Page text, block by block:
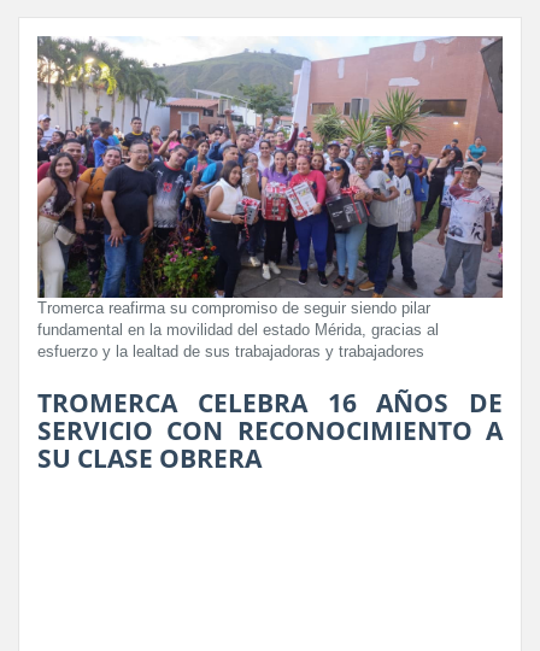
Tromerca reafirma su compromiso de seguir siendo pilar
fundamental en la movilidad del estado Mérida, gracias al
esfuerzo y la lealtad de sus trabajadoras y trabajadores
TROMERCA CELEBRA 16 AÑOS DE
SERVICIO CON RECONOCIMIENTO A
SU CLASE OBRERA